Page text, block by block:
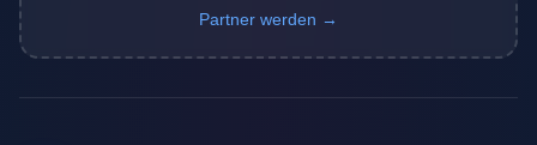
Partner werden →